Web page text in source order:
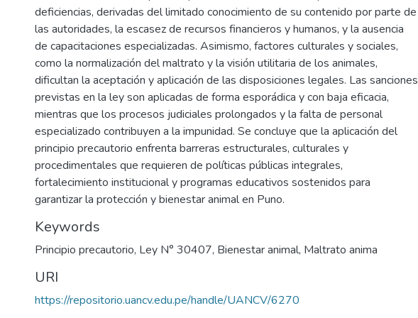
deficiencias, derivadas del limitado conocimiento de su contenido por parte de
las autoridades, la escasez de recursos financieros y humanos, y la ausencia
de capacitaciones especializadas. Asimismo, factores culturales y sociales,
como la normalización del maltrato y la visión utilitaria de los animales,
dificultan la aceptación y aplicación de las disposiciones legales. Las sanciones
previstas en la ley son aplicadas de forma esporádica y con baja eficacia,
mientras que los procesos judiciales prolongados y la falta de personal
especializado contribuyen a la impunidad. Se concluye que la aplicación del
principio precautorio enfrenta barreras estructurales, culturales y
procedimentales que requieren de políticas públicas integrales,
fortalecimiento institucional y programas educativos sostenidos para
garantizar la protección y bienestar animal en Puno.
Keywords
Principio precautorio, Ley N° 30407, Bienestar animal, Maltrato anima
URI
https://repositorio.uancv.edu.pe/handle/UANCV/6270